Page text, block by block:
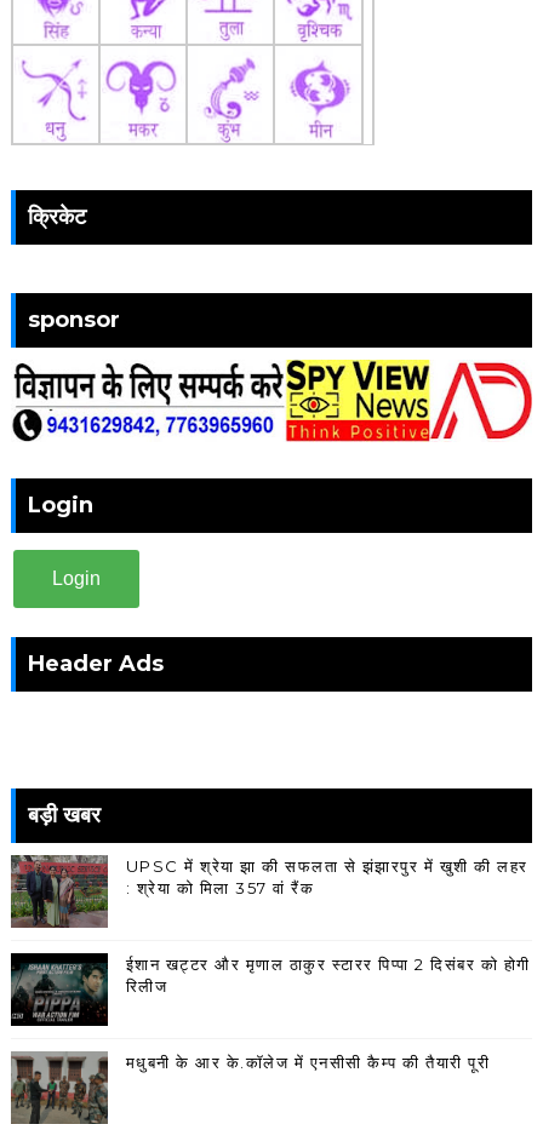
क्रिकेट
sponsor
Login
Login
Header Ads
बड़ी खबर
UPSC में श्रेया झा की सफलता से झंझारपुर में खुशी की लहर
: श्रेया को मिला 357 वां रैंक
ईशान खट्टर और मृणाल ठाकुर स्टारर पिप्पा 2 दिसंबर को होगी
रिलीज
मधुबनी के आर के.कॉलेज में एनसीसी कैम्प की तैयारी पूरी